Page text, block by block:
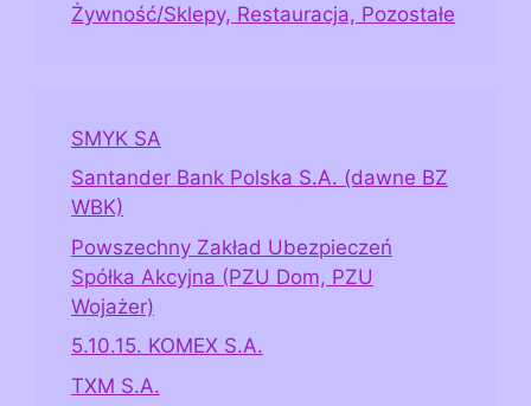
Żywność/Sklepy, Restauracja, Pozostałe
SMYK SA
Santander Bank Polska S.A. (dawne BZ
WBK)
Powszechny Zakład Ubezpieczeń
Spółka Akcyjna (PZU Dom, PZU
Wojażer)
5.10.15. KOMEX S.A.
TXM S.A.